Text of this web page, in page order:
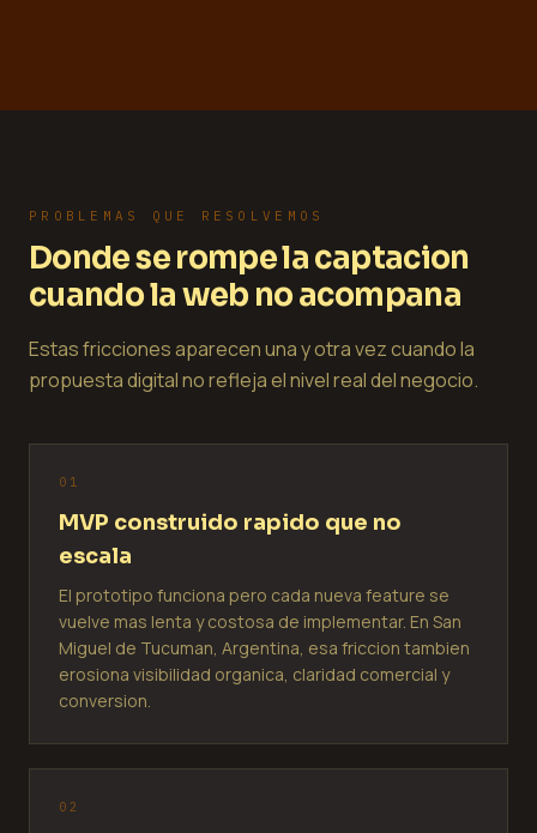
PROBLEMAS QUE RESOLVEMOS
Donde se rompe la captacion
cuando la web no acompana
Estas fricciones aparecen una y otra vez cuando la
propuesta digital no refleja el nivel real del negocio.
0 1
MVP construido rapido que no
escala
El prototipo funciona pero cada nueva feature se
vuelve mas lenta y costosa de implementar. En San
Miguel de Tucuman, Argentina, esa friccion tambien
erosiona visibilidad organica, claridad comercial y
conversion.
0 2